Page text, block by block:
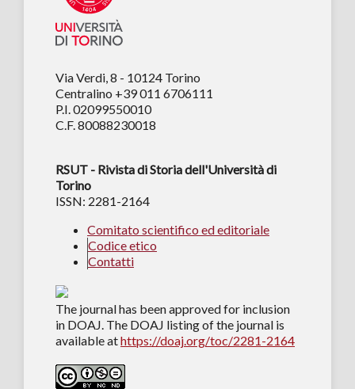
Via Verdi, 8 - 10124 Torino
Centralino +39 011 6706111
P.I. 02099550010
C.F. 80088230018
RSUT - Rivista di Storia dell'Università di
Torino
ISSN: 2281-2164
Comitato scientifico ed editoriale
Codice etico
Contatti
The journal has been approved for inclusion
in DOAJ. The DOAJ listing of the journal is
available athttps://doaj.org/toc/2281-2164